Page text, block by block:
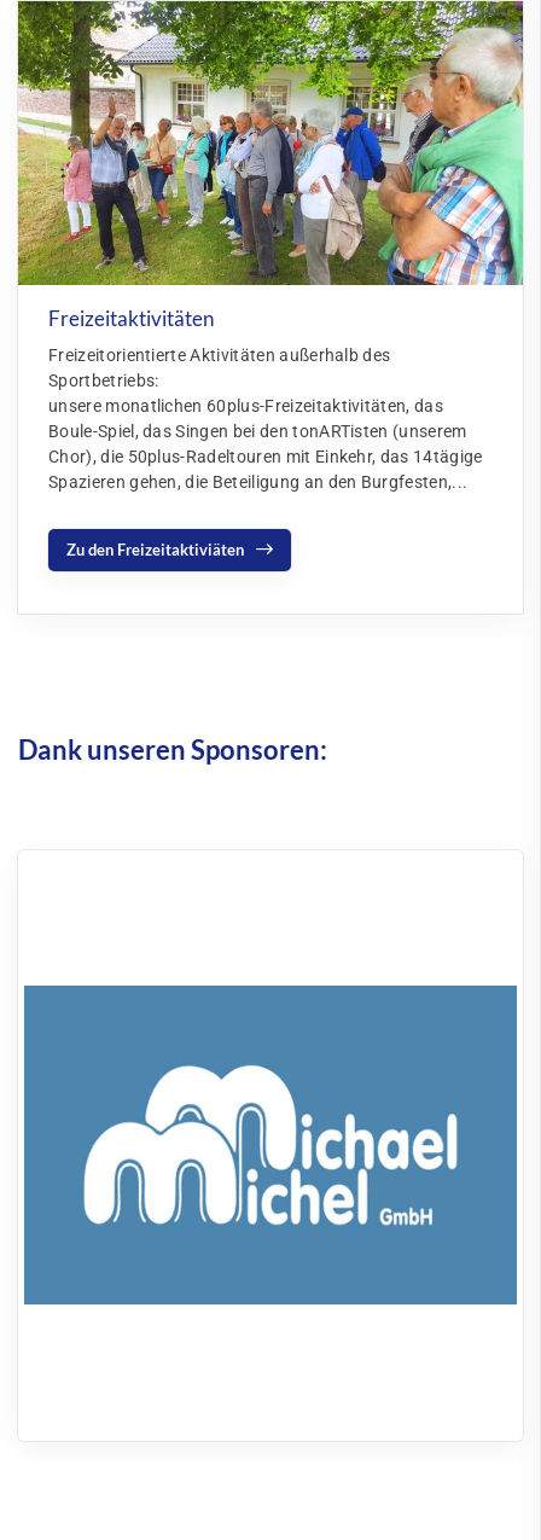
Freizeitaktivitäten
Freizeitorientierte Aktivitäten außerhalb des
Sportbetriebs:
unsere monatlichen 60plus-Freizeitaktivitäten, das
Boule-Spiel, das Singen bei den tonARTisten (unserem
Chor), die 50plus-Radeltouren mit Einkehr, das 14tägige
Spazieren gehen, die Beteiligung an den Burgfesten,...
Zu den Freizeitaktiviäten
Dank unseren Sponsoren: